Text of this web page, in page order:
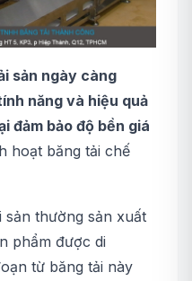
sản ngày càng
năng và hiệu quả
đảm bảo độ bền giá
hoạt băng tải chế
sản thường sản xuất
phẩm được di
từ băng tải này